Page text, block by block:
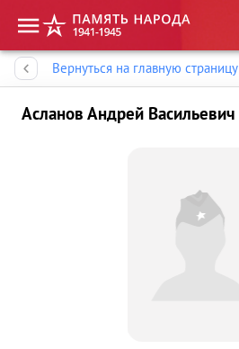
Вернуться на главную страницу
Асланов Андрей Васильевич
Память народа